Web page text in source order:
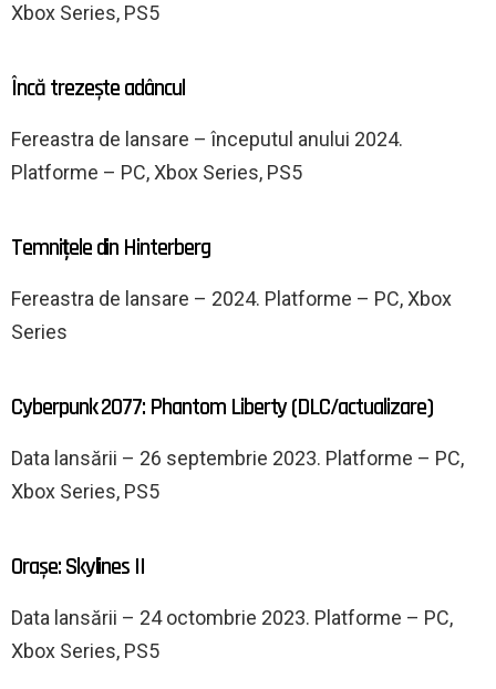
Xbox Series, PS5
Încă trezește adâncul
Fereastra de lansare – începutul anului 2024.
Platforme – PC, Xbox Series, PS5
Temnițele din Hinterberg
Fereastra de lansare – 2024. Platforme – PC, Xbox
Series
Cyberpunk 2077: Phantom Liberty (DLC/actualizare)
Data lansării – 26 septembrie 2023. Platforme – PC,
Xbox Series, PS5
Orașe: Skylines II
Data lansării – 24 octombrie 2023. Platforme – PC,
Xbox Series, PS5